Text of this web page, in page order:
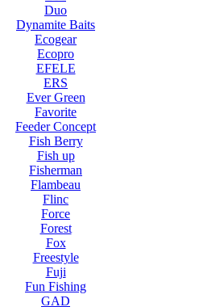
Duo
Dynamite Baits
Ecogear
Ecopro
EFELE
ERS
Ever Green
Favorite
Feeder Concept
Fish Berry
Fish up
Fisherman
Flambeau
Flinc
Force
Forest
Fox
Freestyle
Fuji
Fun Fishing
GAD